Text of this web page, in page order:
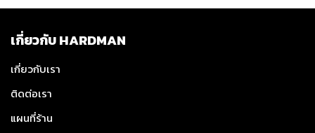
เกี่ยวกับ HARDMAN
เกี่ยวกับเรา
ติดต่อเรา
แผนที่ร้าน